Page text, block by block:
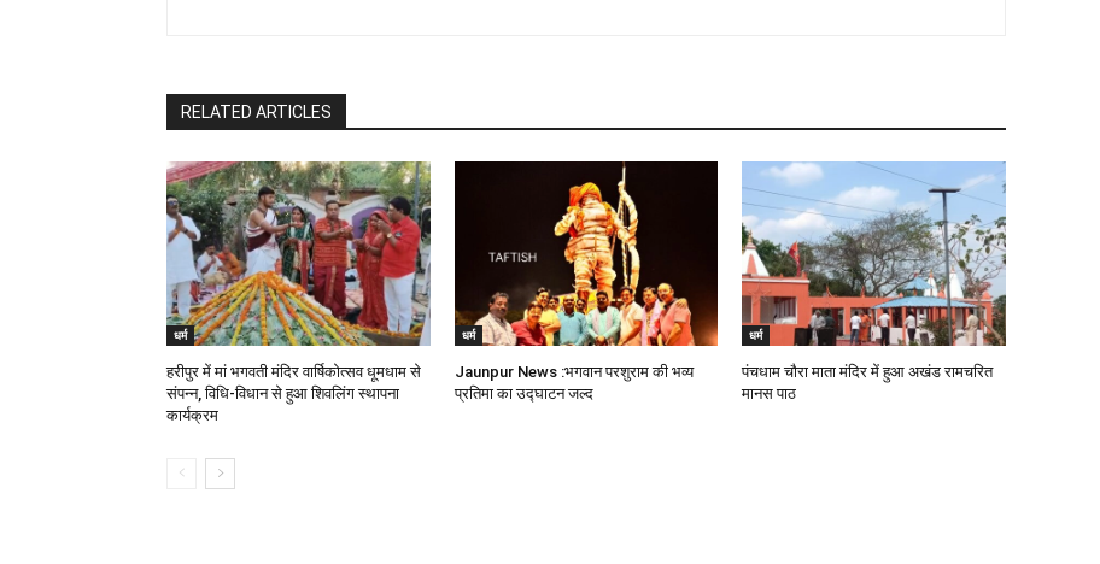
RELATED ARTICLES
धर्म
हरीपुर में मां भगवती मंदिर वार्षिकोत्सव धूमधाम से
संपन्न, विधि-विधान से हुआ शिवलिंग स्थापना
कार्यक्रम
धर्म
Jaunpur News :भगवान परशुराम की भव्य
प्रतिमा का उद्घाटन जल्द
धर्म
पंचधाम चौरा माता मंदिर में हुआ अखंड रामचरित
मानस पाठ